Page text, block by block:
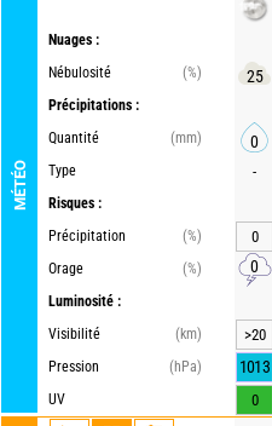
MÉTÉO
Nuages :
Nébulosité
(%)
Précipitations :
Quantité
(mm)
Type
Risques :
Précipitation
(%)
Orage
(%)
Luminosité :
Visibilité
(km)
Pression
(hPa)
UV
25
0
-
0
0
>20
1013
0